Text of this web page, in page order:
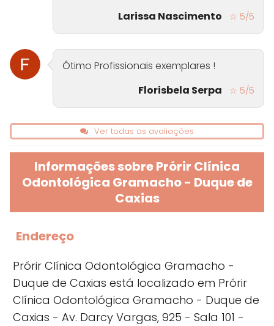
Larissa Nascimento
☆ 5/5
Ótimo Profissionais exemplares !
Florisbela Serpa
☆ 5/5
Ver todas as avaliações
Informações sobre Prórir Clínica
Odontológica Gramacho - Duque de
Caxias
Endereço
Prórir Clínica Odontológica Gramacho -
Duque de Caxias está localizado em Prórir
Clínica Odontológica Gramacho - Duque de
Caxias - Av. Darcy Vargas, 925 - Sala 101 -